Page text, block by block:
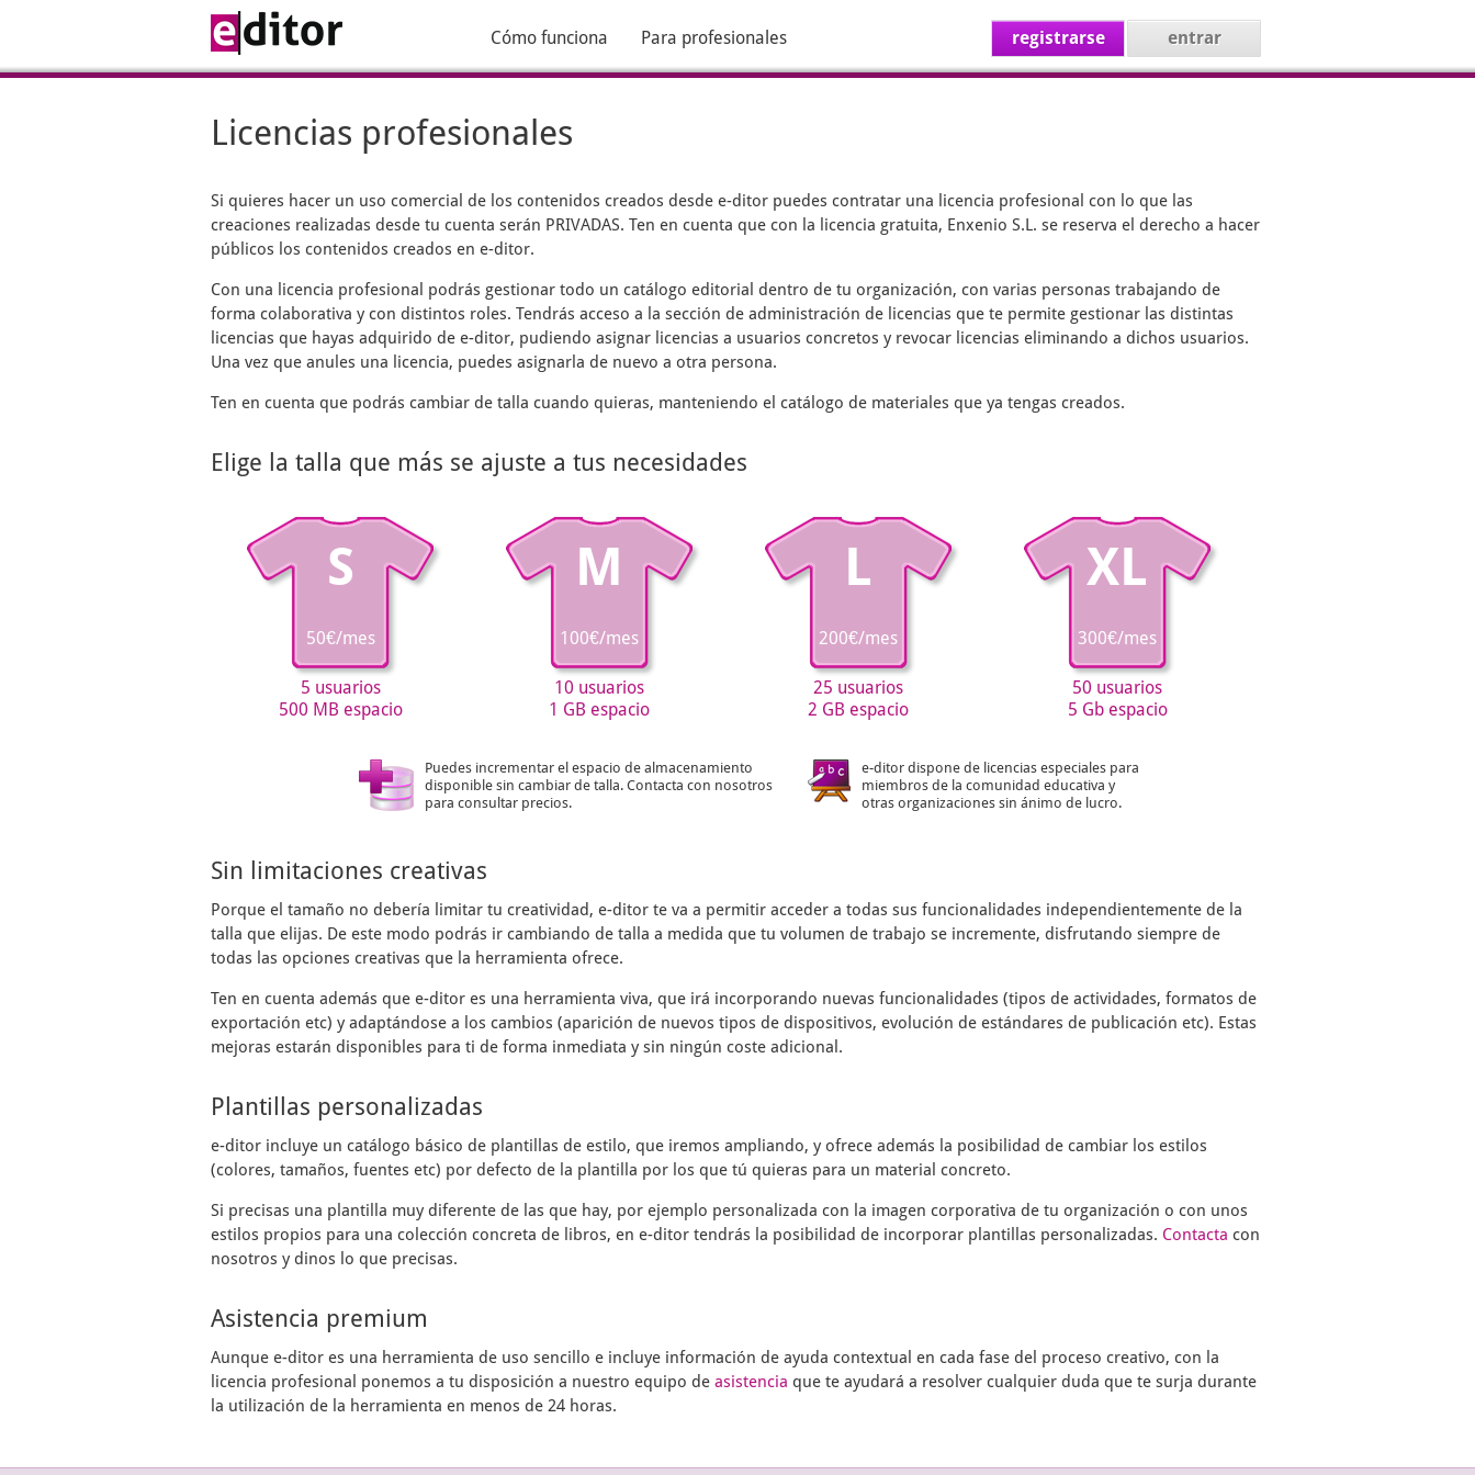
Cómo funciona Para profesionales registrarse entrar
Licencias profesionales
Si quieres hacer un uso comercial de los contenidos creados desde e-ditor puedes contratar una licencia profesional con lo que las
creaciones realizadas desde tu cuenta serán PRIVADAS. Ten en cuenta que con la licencia gratuita, Enxenio S.L. se reserva el derecho a hacer
públicos los contenidos creados en e-ditor.
Con una licencia profesional podrás gestionar todo un catálogo editorial dentro de tu organización, con varias personas trabajando de
forma colaborativa y con distintos roles. Tendrás acceso a la sección de administración de licencias que te permite gestionar las distintas
licencias que hayas adquirido de e-ditor, pudiendo asignar licencias a usuarios concretos y revocar licencias eliminando a dichos usuarios.
Una vez que anules una licencia, puedes asignarla de nuevo a otra persona.
Ten en cuenta que podrás cambiar de talla cuando quieras, manteniendo el catálogo de materiales que ya tengas creados.
Elige la talla que más se ajuste a tus necesidades
S
50€/mes
5 usuarios
500 MB espacio
M
100€/mes
10 usuarios
1 GB espacio
L
200€/mes
25 usuarios
2 GB espacio
XL
300€/mes
50 usuarios
5 Gb espacio
Puedes incrementar el espacio de almacenamiento
disponible sin cambiar de talla. Contacta con nosotros
para consultar precios.
e-ditor dispone de licencias especiales para
miembros de la comunidad educativa y
otras organizaciones sin ánimo de lucro.
Sin limitaciones creativas
Porque el tamaño no debería limitar tu creatividad, e-ditor te va a permitir acceder a todas sus funcionalidades independientemente de la
talla que elijas. De este modo podrás ir cambiando de talla a medida que tu volumen de trabajo se incremente, disfrutando siempre de
todas las opciones creativas que la herramienta ofrece.
Ten en cuenta además que e-ditor es una herramienta viva, que irá incorporando nuevas funcionalidades (tipos de actividades, formatos de
exportación etc) y adaptándose a los cambios (aparición de nuevos tipos de dispositivos, evolución de estándares de publicación etc). Estas
mejoras estarán disponibles para ti de forma inmediata y sin ningún coste adicional.
Plantillas personalizadas
e-ditor incluye un catálogo básico de plantillas de estilo, que iremos ampliando, y ofrece además la posibilidad de cambiar los estilos
(colores, tamaños, fuentes etc) por defecto de la plantilla por los que tú quieras para un material concreto.
Si precisas una plantilla muy diferente de las que hay, por ejemplo personalizada con la imagen corporativa de tu organización o con unos
estilos propios para una colección concreta de libros, en e-ditor tendrás la posibilidad de incorporar plantillas personalizadas. Contacta con
nosotros y dinos lo que precisas.
Asistencia premium
Aunque e-ditor es una herramienta de uso sencillo e incluye información de ayuda contextual en cada fase del proceso creativo, con la
licencia profesional ponemos a tu disposición a nuestro equipo de asistencia que te ayudará a resolver cualquier duda que te surja durante
la utilización de la herramienta en menos de 24 horas.